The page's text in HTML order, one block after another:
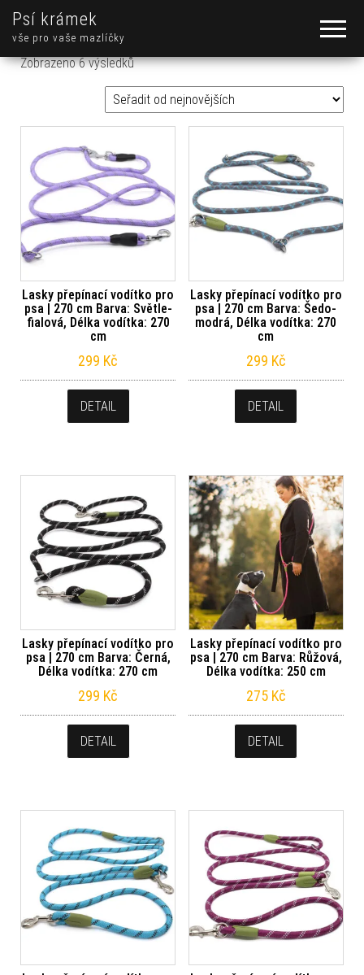
Psí krámek
vše pro vaše mazlíčky
Zobrazeno 6 výsledkůSeřazeno od nejnovějších
Lasky přepínací vodítko pro
psa | 270 cm Barva: Světle-
fialová, Délka vodítka: 270
cm
299 Kč
DETAIL
Lasky přepínací vodítko pro
psa | 270 cm Barva: Šedo-
modrá, Délka vodítka: 270
cm
299 Kč
DETAIL
Lasky přepínací vodítko pro
psa | 270 cm Barva: Černá,
Délka vodítka: 270 cm
299 Kč
DETAIL
Lasky přepínací vodítko pro
psa | 270 cm Barva: Růžová,
Délka vodítka: 250 cm
275 Kč
DETAIL